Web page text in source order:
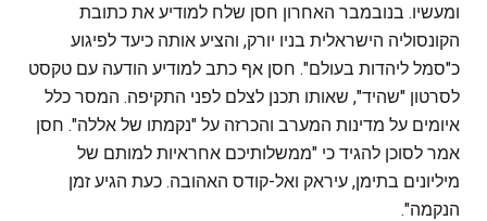
ומעשיו. בנובמבר האחרון חסן שלח למודיע את כתובת
הקונסוליה הישראלית בניו יורק, והציע אותה כיעד לפיגוע
כ"סמל ליהדות בעולם". חסן אף כתב למודיע הודעה עם טקסט
לסרטון "שהיד", שאותו תכנן לצלם לפני התקיפה. המסר כלל
איומים על מדינות המערב והכרזה על "נקמתו של אללה". חסן
אמר לסוכן להגיד כי "ממשלותיכם אחראיות למותם של
מיליונים בתימן, עיראק ואל-קודס האהובה. כעת הגיע זמן
הנקמה".